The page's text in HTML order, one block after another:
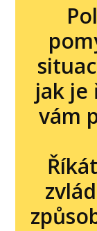
jak je
vám